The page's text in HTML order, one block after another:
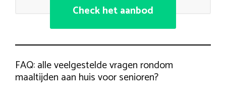
Check het aanbod
FAQ: alle veelgestelde vragen rondom
maaltijden aan huis voor senioren?